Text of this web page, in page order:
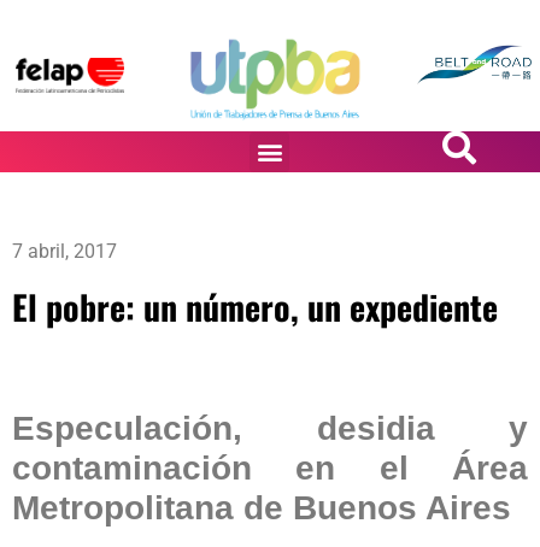
7 abril, 2017
El pobre: un número, un expediente
Especulación, desidia y
contaminación en el Área
Metropolitana de Buenos Aires